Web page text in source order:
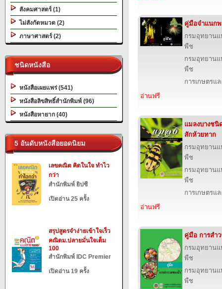
สังคมศาสตร์ (1)
ไม่สังกัดหมวด (2)
ภาษาศาสตร์ (2)
ชนิดหนังสือ
หนังสือเผยแพร่ (541)
หนังสือลิขสิทธิ์สำนักพิมพ์ (96)
หนังสือหายาก (40)
5 อันดับหนังสือยอดนิยม
เลขคณิต คิดในใจ ทำไว
กว่า
สำนักพิมพ์ ยิปซี
เปิดอ่าน 25 ครั้ง
สรุปสูตรจำง่ายเข้าใจเร็ว
คณิตม.ปลายมั่นใจเต็ม
100
สำนักพิมพ์ IDC Premier
เปิดอ่าน 19 ครั้ง
คู่มือจำแนก
กรมอุทยาน
พืช
กรมอุทยาน
พืช
การเกษตรแ
อ่านฟรี
แมลงบางช
สักห้วยทาก
กรมอุทยาน
พืช
กรมอุทยาน
พืช
การเกษตรแ
อ่านฟรี
คู่มือ การสำ
กรมอุทยาน
พืช
กรมอุทยาน
พืช